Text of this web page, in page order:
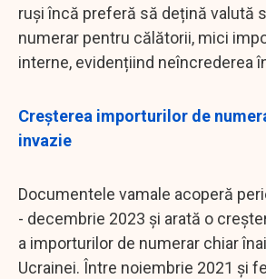
ruși încă preferă să dețină valută
numerar pentru călătorii, mici
interne, evidențiind neîncrederea
Creșterea importurilor de
invazie
Documentele vamale acoperă
- decembrie 2023 și arată o
a importurilor de numerar chiar
Ucrainei. Între noiembrie 2021 și